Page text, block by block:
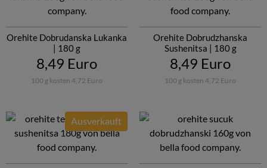
Orehite Dobrudanska Lukanka
| 180 g
8,49 Euro
100 g kosten 4,72 Euro
Orehite Dobrudzhanska
Sushenitsa | 180 g
8,49 Euro
100 g kosten 4,72 Euro
Ausverkauft